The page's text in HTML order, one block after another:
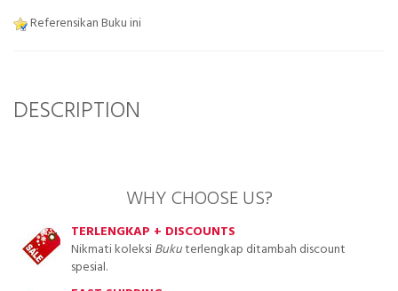
Referensikan Buku ini
DESCRIPTION
WHY CHOOSE US?
TERLENGKAP + DISCOUNTS
Nikmati koleksiBukuterlengkap ditambah discount
spesial.